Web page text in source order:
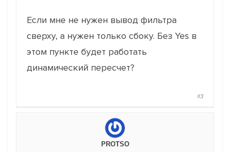
Если мне не нужен вывод фильтра
сверху, а нужен только сбоку. Без Yes в
этом пункте будет работать
динамический пересчет?
#3
PROTSO